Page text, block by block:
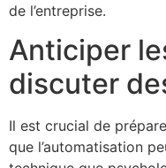
de l’entreprise.
Anticiper
discuter
Il est crucial de
que l’automatisation